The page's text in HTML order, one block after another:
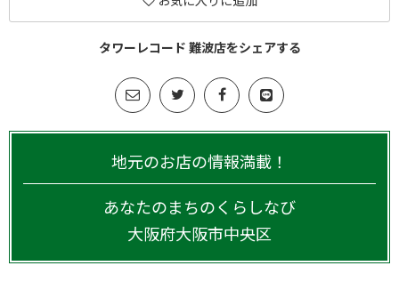
タワーレコード 難波店をシェアする
地元のお店の情報満載！
あなたのまちのくらしなび
大阪府大阪市中央区